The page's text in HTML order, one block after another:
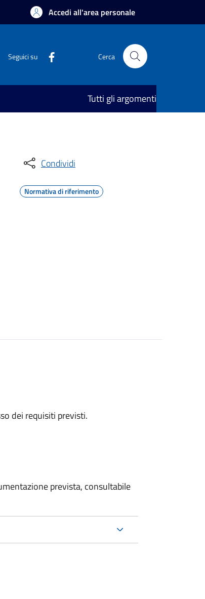
Accedi all'area personale
Seguici su Cerca
Tutti gli argomenti
Condividi
Normativa di riferimento
dei requisiti previsti.
prevista, consultabile